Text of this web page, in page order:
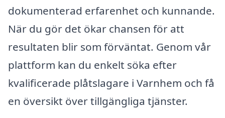
dokumenterad erfarenhet och kunnande.
När du gör det ökar chansen för att
resultaten blir som förväntat. Genom vår
plattform kan du enkelt söka efter
kvalificerade plåtslagare i Varnhem och få
en översikt över tillgängliga tjänster.